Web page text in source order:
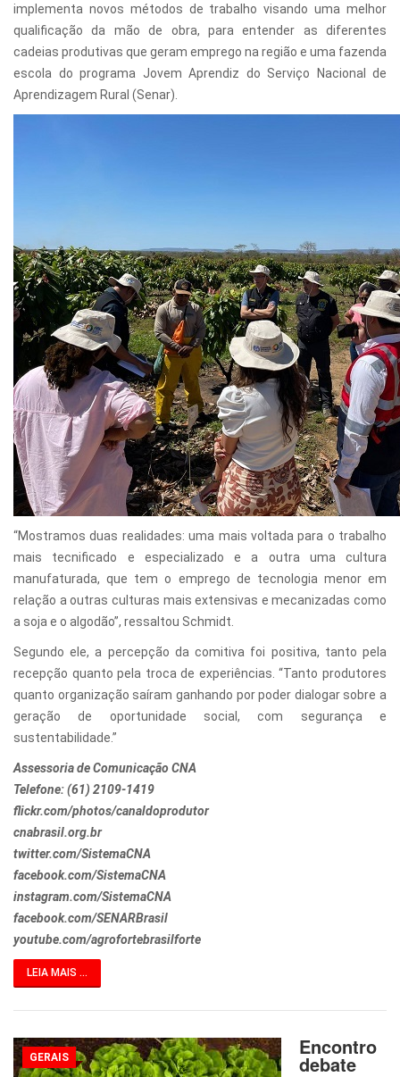
implementa novos métodos de trabalho visando uma melhor
qualificação da mão de obra, para entender as diferentes
cadeias produtivas que geram emprego na região e uma fazenda
escola do programa Jovem Aprendiz do Serviço Nacional de
Aprendizagem Rural (Senar).
“Mostramos duas realidades: uma mais voltada para o trabalho
mais tecnificado e especializado e a outra uma cultura
manufaturada, que tem o emprego de tecnologia menor em
relação a outras culturas mais extensivas e mecanizadas como
a soja e o algodão”, ressaltou Schmidt.
Segundo ele, a percepção da comitiva foi positiva, tanto pela
recepção quanto pela troca de experiências. “Tanto produtores
quanto organização saíram ganhando por poder dialogar sobre a
geração de oportunidade social, com segurança e
sustentabilidade.”
Assessoria de Comunicação CNA
Telefone: (61) 2109-1419
flickr.com/photos/canaldoprodutor
cnabrasil.org.br
twitter.com/SistemaCNA
facebook.com/SistemaCNA
instagram.com/SistemaCNA
facebook.com/SENARBrasil
youtube.com/agrofortebrasilforte
LEIA MAIS ...
GERAIS Encontro
debate